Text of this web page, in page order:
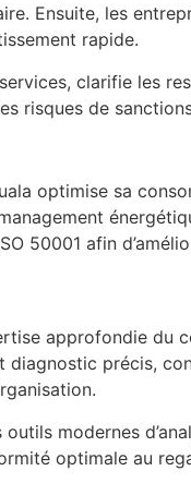
Ensuite, les
rapide.
clarifie les
risques de
optimise sa
50001 afin
approfondie
précis,
modernes
optimale au